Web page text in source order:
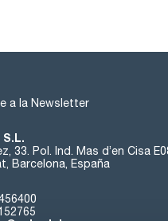
a la Newsletter
33. Pol. Ind. Mas d’en Cisa
Barcelona, España